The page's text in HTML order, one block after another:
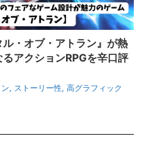
ル・オブ・アトラン』が熱
アクションRPGを辛口評
, ストーリー性, 高グラフィック